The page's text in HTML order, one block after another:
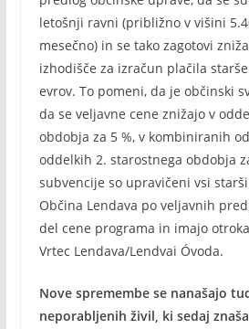
letošnji ravni (približno v višini
mesečno) in se tako zagotovi
izhodišče za izračun plačila
evrov. To pomeni, da je občinski
da se veljavne cene znižajo v
obdobja za 5 %, v kombiniranih
oddelkih 2. starostnega obdobja
subvencije so upravičeni vsi
Občina Lendava po veljavnih
del cene programa in imajo
Vrtec Lendava/Lendvai Óvoda.
Nove spremembe se nanašajo
neporabljenih živil, ki sedaj